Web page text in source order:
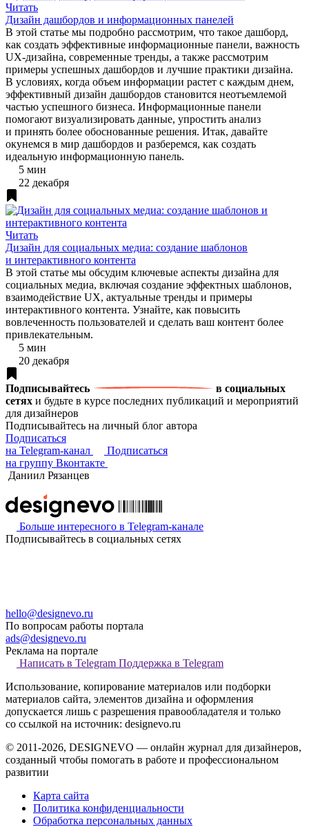
Читать
Дизайн дашбордов и информационных панелей
В этой статье мы подробно рассмотрим, что такое дашборд,
как создать эффективные информационные панели, важность
UX-дизайна, современные тренды, а также рассмотрим
примеры успешных дашбордов и лучшие практики дизайна.
В условиях, когда объем информации растет с каждым днем,
эффективный дизайн дашбордов становится неотъемлемой
частью успешного бизнеса. Информационные панели
помогают визуализировать данные, упростить анализ
и принять более обоснованные решения. Итак, давайте
окунемся в мир дашбордов и разберемся, как создать
идеальную информационную панель.
5 мин
22 декабря
Читать
Дизайн для социальных медиа: создание шаблонов
и интерактивного контента
В этой статье мы обсудим ключевые аспекты дизайна для
социальных медиа, включая создание эффектных шаблонов,
взаимодействие UX, актуальные тренды и примеры
интерактивного контента. Узнайте, как повысить
вовлеченность пользователей и сделать ваш контент более
привлекательным.
5 мин
20 декабря
Подписывайтесь
в социальных
сетях и будьте в курсе последних публикаций и мероприятий
для дизайнеров
Подписывайтесь на личный блог автора
Подписаться
на Telegram-канал
Подписаться
на группу Вконтакте
Даниил Рязанцев
Больше интересного в Telegram‑канале
Подписывайтесь в социальных сетях
hello@designevo.ru
По вопросам работы портала
ads@designevo.ru
Реклама на портале
Написать в Telegram Поддержка в Telegram
Использование, копирование материалов или подборки
материалов сайта, элементов дизайна и оформления
допускается лишь с разрешения правообладателя и только
со ссылкой на источник: designevo.ru
© 2011-2026, DESIGNEVO — онлайн журнал для дизайнеров,
созданный чтобы помогать в работе и профессиональном
развитии
Карта сайта
Политика конфиденциальности
Обработка персональных данных